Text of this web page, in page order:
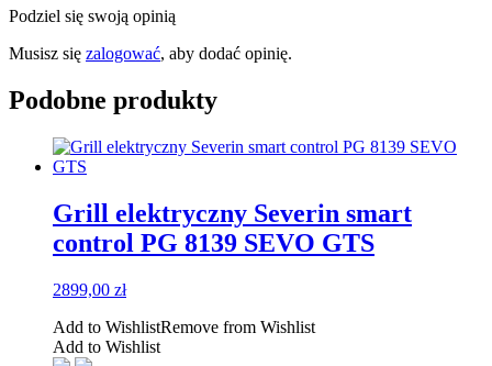
Podziel się swoją opinią
Musisz się zalogować, aby dodać opinię.
Podobne produkty
Grill elektryczny Severin smart
control PG 8139 SEVO GTS
2899,00 zł
Add to WishlistRemove from Wishlist
Add to Wishlist